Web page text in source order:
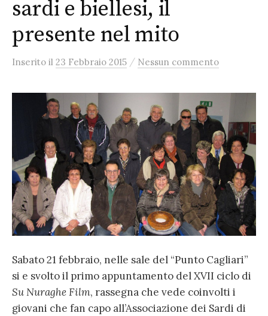
sardi e biellesi, il
presente nel mito
Inserito il 23 Febbraio 2015 / Nessun commento
Sabato 21 febbraio, nelle sale del “Punto Cagliari”
si e svolto il primo appuntamento del XVII ciclo di
Su Nuraghe Film, rassegna che vede coinvolti i
giovani che fan capo all’Associazione dei Sardi di